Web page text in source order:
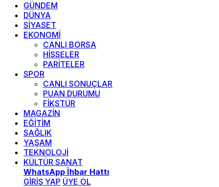
GÜNDEM
DÜNYA
SİYASET
EKONOMİ
CANLI BORSA
HİSSELER
PARİTELER
SPOR
CANLI SONUÇLAR
PUAN DURUMU
FİKSTÜR
MAGAZİN
EĞİTİM
SAĞLIK
YAŞAM
TEKNOLOJİ
KÜLTÜR SANAT
WhatsApp İhbar Hattı
GİRİŞ YAP ÜYE OL